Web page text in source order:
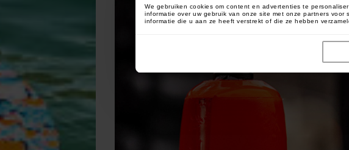
We gebruiken cookies om content en advertenties te
informatie over uw gebruik van onze site met onze partners
informatie die u aan ze heeft verstrekt of die ze hebben